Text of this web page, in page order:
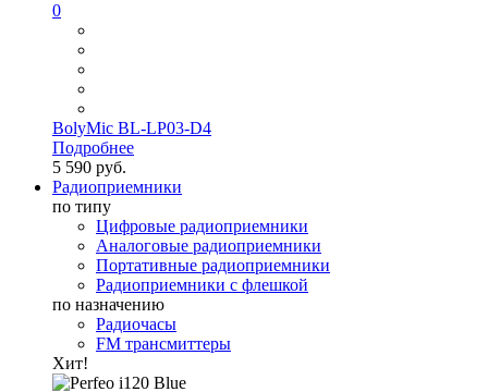
0
BolyMic BL-LP03-D4
Подробнее
5 590 руб.
Радиоприемники
по типу
Цифровые радиоприемники
Аналоговые радиоприемники
Портативные радиоприемники
Радиоприемники с флешкой
по назначению
Радиочасы
FM трансмиттеры
Хит!